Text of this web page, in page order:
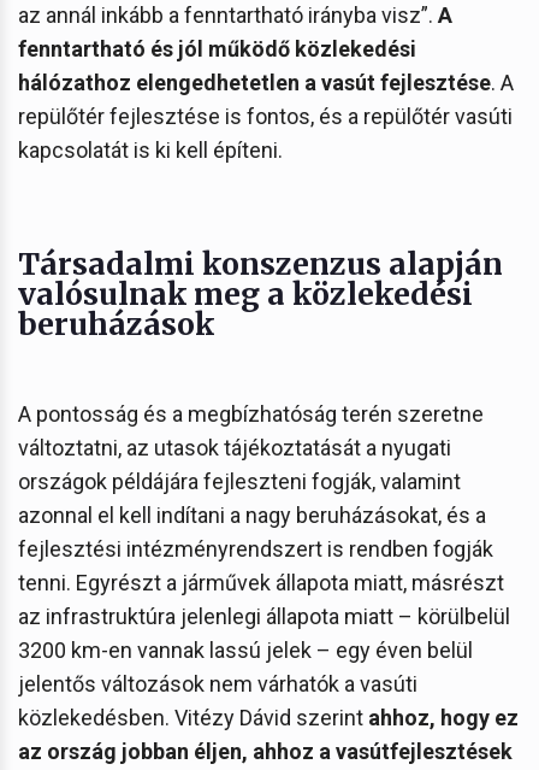
az annál inkább a fenntartható irányba visz”. A
fenntartható és jól működő közlekedési
hálózathoz elengedhetetlen a vasút fejlesztése. A
repülőtér fejlesztése is fontos, és a repülőtér vasúti
kapcsolatát is ki kell építeni.
Társadalmi konszenzus alapján
valósulnak meg a közlekedési
beruházások
A pontosság és a megbízhatóság terén szeretne
változtatni, az utasok tájékoztatását a nyugati
országok példájára fejleszteni fogják, valamint
azonnal el kell indítani a nagy beruházásokat, és a
fejlesztési intézményrendszert is rendben fogják
tenni. Egyrészt a járművek állapota miatt, másrészt
az infrastruktúra jelenlegi állapota miatt – körülbelül
3200 km-en vannak lassú jelek – egy éven belül
jelentős változások nem várhatók a vasúti
közlekedésben. Vitézy Dávid szerint ahhoz, hogy ez
az ország jobban éljen, ahhoz a vasútfejlesztések